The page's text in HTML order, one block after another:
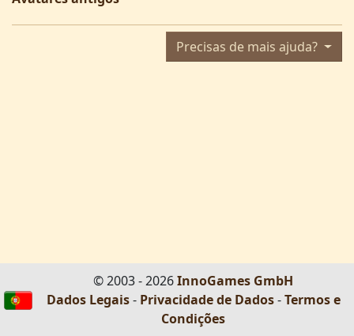
Precisas de mais ajuda?
© 2003 - 2026InnoGames GmbH
Dados Legais- Privacidade de Dados-Termos e
Condições